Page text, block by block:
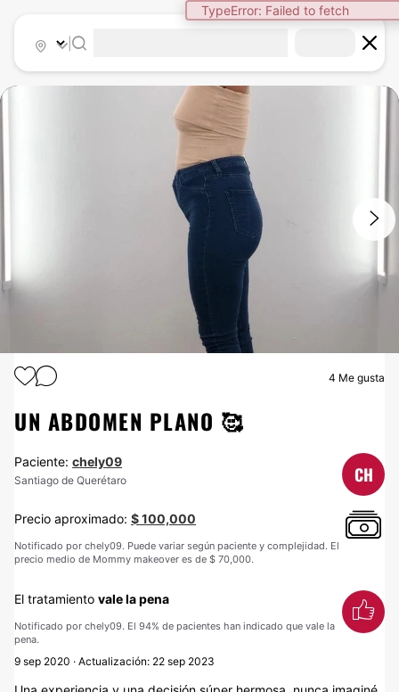
TypeError: Failed to fetch
MOMMY MAKEOVER
4 Me gusta
UN ABDOMEN PLANO 🥰
Paciente: chely09
Santiago de Querétaro CH
Precio aproximado: $ 100,000
Notificado por chely09. Puede variar según paciente y complejidad. El
precio medio de Mommy makeover es de $ 70,000.
El tratamiento vale la pena
Notificado por chely09. El 94% de pacientes han indicado que vale la
pena.
9 sep 2020 · Actualización: 22 sep 2023